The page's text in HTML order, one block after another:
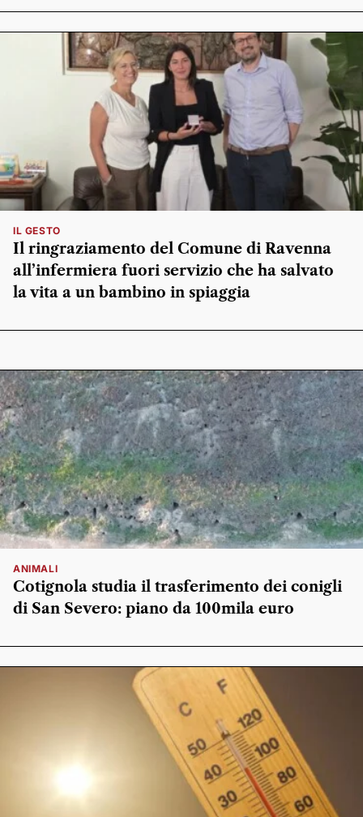
IL GESTO
Il ringraziamento del Comune di Ravenna
all’infermiera fuori servizio che ha salvato
la vita a un bambino in spiaggia
ANIMALI
Cotignola studia il trasferimento dei conigli
di San Severo: piano da 100mila euro